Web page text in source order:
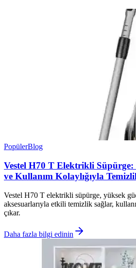
PopülerBlog
Vestel H70 T Elektrikli
ve Kullanım Kolaylığıyla
Vestel H70 T elektrikli süpürge, yüksek
aksesuarlarıyla etkili temizlik sağlar,
çıkar.
Daha fazla bilgi edinin